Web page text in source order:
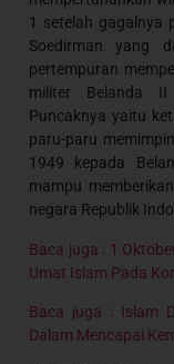
1 setelah gagalnya
Soedirman yang
pertempuran
militer Belanda II
Puncaknya yaitu
paru-paru
1949 kepada
mampu
negara Republik
Baca juga : 1
Umat Islam Pada
Baca juga : Islam
Dalam Mencapai